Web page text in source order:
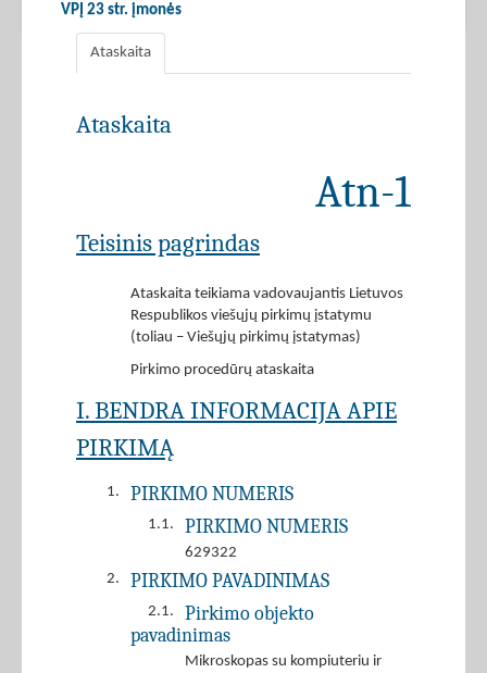
VPĮ 23 str. įmonės
Ataskaita
Ataskaita
Atn-1
Teisinis pagrindas
Ataskaita teikiama vadovaujantis Lietuvos
Respublikos viešųjų pirkimų įstatymu
(toliau – Viešųjų pirkimų įstatymas)
Pirkimo procedūrų ataskaita
I. BENDRA INFORMACIJA APIE
PIRKIMĄ
1. PIRKIMO NUMERIS
1.1. PIRKIMO NUMERIS
629322
2.
PIRKIMO PAVADINIMAS
2.1.
Pirkimo objekto
pavadinimas
Mikroskopas su kompiuteriu ir